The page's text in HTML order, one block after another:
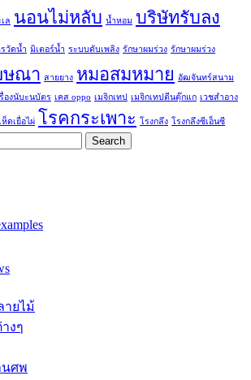
ล นอนไม่หลับ น้ำหอม บริษัทรับลง
วัดน้ำ มิเตอร์น้ำ ระบบดับเพลิง รักษาผมร่วง รักษาผมร่วง
ษณา สายยาง หมอสมหมาย อัฒจันทร์สนาม
องนับะนบัตร เคส oppo เมจิกเทป เมจิกเทปตีนตุ๊กแก เวชสำอาง
ห็ดเยื่อไผ่ โรคกระเพาะ โรงกลึง โรงกลึงซีเอ็นซี
ายไม้
งๆ
นศพ